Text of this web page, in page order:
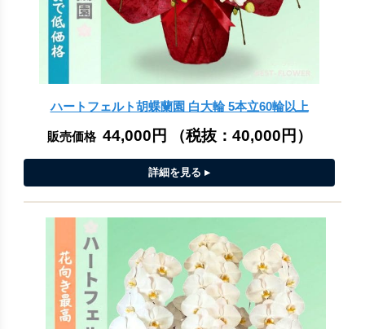
ハートフェルト胡蝶蘭園 白大輪 5本立60輪以上
販売価格 44,000円 （税抜： 40,000円 ）